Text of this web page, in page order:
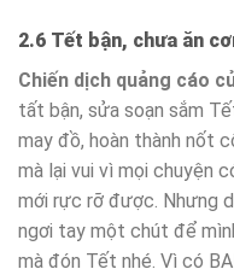
2.6 Tết bận, chưa ăn
Chiến dịch quảng cáo
tất bận, sửa soạn sắm
may đồ, hoàn thành nốt
mà lại vui vì mọi chuyện
mới rực rỡ được. Nhưng
ngơi tay một chút để
mà đón Tết nhé. Vì có